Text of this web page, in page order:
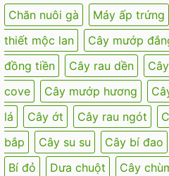
Chăn nuôi gà Máy ấp trứng
thiết mộc lan
Cây mướp
đồng tiền
Cây rau dền
cove
Cây mướp hương
lá
Cây ớt Cây rau ngót
bắp
Cây su su Cây bí đao
Bí đỏ
Dưa chuột Cây